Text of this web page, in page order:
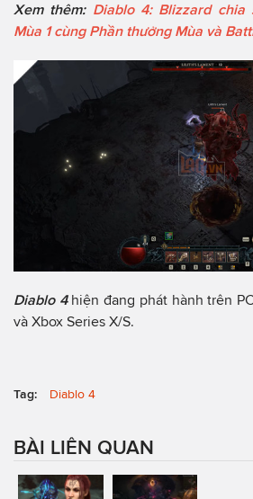
Xem thêm: Diablo 4: Blizzard
Mùa 1 cùng Phần thưởng Mùa và
Diablo 4 hiện đang phát hành trên
và Xbox Series X/S.
Tag: Diablo 4
BÀI LIÊN QUAN